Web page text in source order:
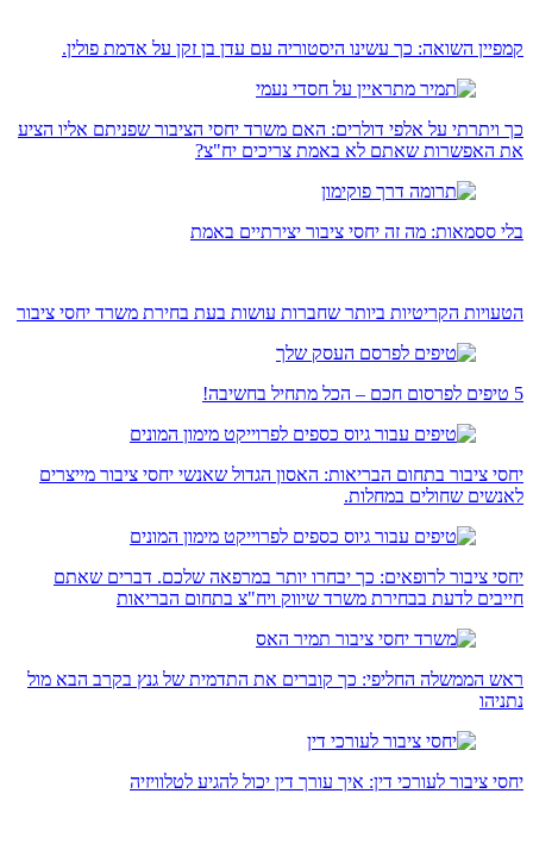
קמפיין השואה: כך עשינו היסטוריה עם עדן בן זקן על אדמת פולין.
כך ויתרתי על אלפי דולרים: האם משרד יחסי הציבור שפניתם אליו הציע
את האפשרות שאתם לא באמת צריכים יח"צ?
בלי ססמאות: מה זה יחסי ציבור יצירתיים באמת
הטעויות הקריטיות ביותר שחברות עושות בעת בחירת משרד יחסי ציבור
5 טיפים לפרסום חכם – הכל מתחיל בחשיבה!
יחסי ציבור בתחום הבריאות: האסון הגדול שאנשי יחסי ציבור מייצרים
לאנשים שחולים במחלות.
יחסי ציבור לרופאים: כך יבחרו יותר במרפאה שלכם. דברים שאתם
חייבים לדעת בבחירת משרד שיווק ויח"צ בתחום הבריאות
ראש הממשלה החליפי: כך קוברים את התדמית של גנץ בקרב הבא מול
נתניהו
יחסי ציבור לעורכי דין: איך עורך דין יכול להגיע לטלוויזיה